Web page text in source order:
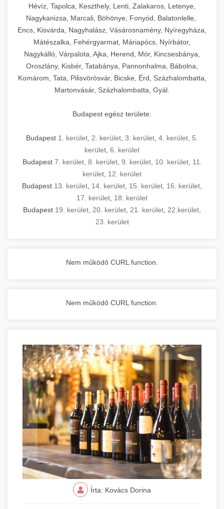
Hévíz, Tapolca, Keszthely, Lenti, Zalakaros, Letenye,
Nagykanizsa, Marcali, Böhönye, Fonyód, Balatonlelle,
Encs, Kisvárda, Nagyhalász, Vásárosnamény, Nyíregyháza,
Mátészalka, Fehérgyarmat, Máriapócs, Nyírbátor,
Nagykálló, Várpalota, Ajka, Herend, Mór, Kincsesbánya,
Oroszlány, Kisbér, Tatabánya, Pannonhalma, Bábolna,
Komárom, Tata, Pilisvörösvár, Bicske, Érd, Százhalombatta,
Martonvásár, Százhalombatta, Gyál.
Budapest egész területe:
Budapest 1. kerület 2. kerület 3. kerület 4. kerület 5.
kerület 6. kerület
Budapest 7. kerület, 8. kerület, 9. kerület, 10. kerület, 11.
kerület 12. kerület
Budapest 13. kerület 14. kerület 15. kerület 16. kerület
17. kerület 18. kerület
Budapest 19. kerület 20. kerület 21. kerület 22.kerület
23. kerület
Nem működő CURL function.
Nem működő CURL function.
Írta: Kovács Dorina